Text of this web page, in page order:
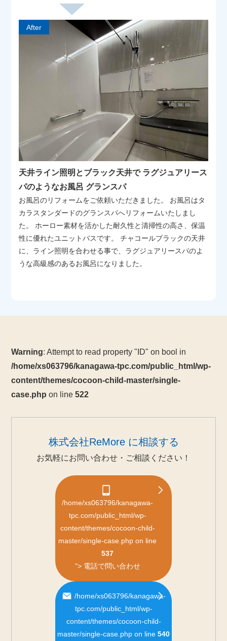
After
天井ライン照明とブラック天井で ラグジュアリース
パのようなお風呂 グランスパ
お風呂のリフォームをご依頼いただきました。 お風呂はタ
カラスタンダードのグランスパへリフォームいたしまし
た。 ホーロー素材を活かした耐久性と清掃性の高さ、保温
性に優れたユニットバスです。 チャコールブラックの天井
に、ライン照明を合わせる事で、ラグジュアリースパのよ
うな高級感のあるお風呂になりました。
Warning: Attempt to read property "ID" on bool in
/home/xs063796/kanagawa-tpc.com/public_html/wp-
content/themes/cocoon-child-master/single-
case.php on line522
株式会社ReMore に相談する
お気軽にお問い合わせ・ご相談ください！
/home/xs063796/kanagawa-
tpc.com/public_html/wp-
content/themes/cocoon-child-
master/single-case.php on line
537
"> 電話で問い合わせ
/home/xs063796/kanagawa-
tpc.com/public_html/wp-
content/themes/cocoon-child-
master/single-case.php on line 540